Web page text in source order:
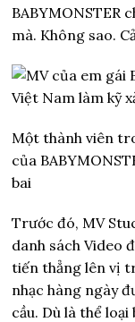
BABYMONSTER
mà. Không sao.
Một thành viên
của
bai
Trước đó, MV
danh sách Video
tiến thẳng lên vị
nhạc hàng ngày
cầu. Dù là thể